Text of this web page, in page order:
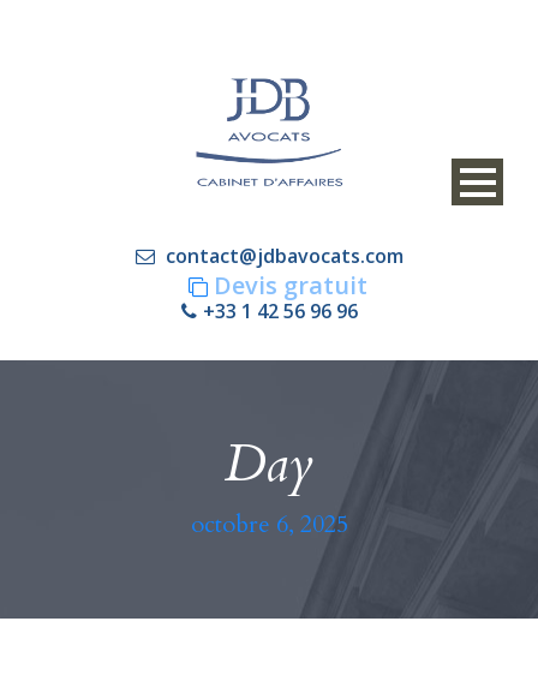
contact@jdbavocats.com
Devis gratuit
+33 1 42 56 96 96
Day
octobre 6, 2025